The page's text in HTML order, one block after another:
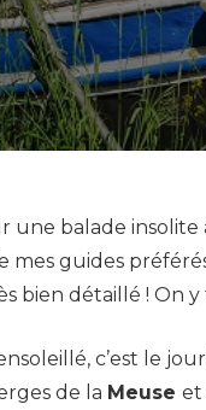
une balade insolite
mes guides
bien détaillé ! On y
c’est le
de la Meuse et